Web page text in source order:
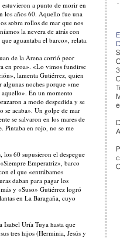
a punto de morir en
los años 60. Aquello fue una
sobre rollos de mar que nos
la nevera de atrás con
aguantaba el barco», relata.
de la Arena corrió peor
en proa». «Lo vimos fundirse
lamenta Gutiérrez, quien
noches porque «me
aquello». En un momento
a modo despedida y se
se acaba». Un golpe de mar
se salvaron en los mares de
Pintaba en rojo, no se me
los 60 supusieron el despegue
Emperatriz», barco
el que «entrábamos
daban para pagar los
y «Suso» Gutiérrez logró
en La Baragaña, cuyo
Uría Tuya hasta que
tres hijos (Herminia, Jesús y